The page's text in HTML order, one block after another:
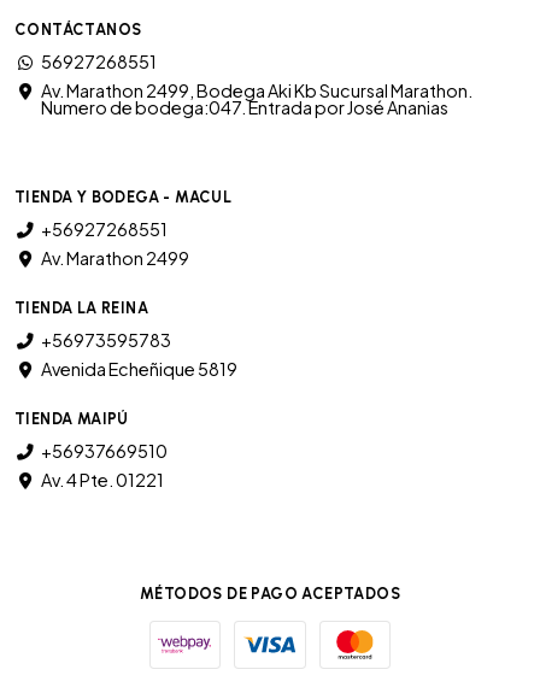
CONTÁCTANOS
56927268551
Av. Marathon 2499, Bodega Aki Kb Sucursal Marathon.
Numero de bodega:047. Entrada por José Ananias
TIENDA Y BODEGA - MACUL
+56927268551
Av. Marathon 2499
TIENDA LA REINA
+56973595783
Avenida Echeñique 5819
TIENDA MAIPÚ
+56937669510
Av. 4 Pte. 01221
MÉTODOS DE PAGO ACEPTADOS